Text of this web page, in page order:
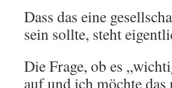
Dass das eine
sein sollte, steht
Die Frage, ob es
auf und ich möchte